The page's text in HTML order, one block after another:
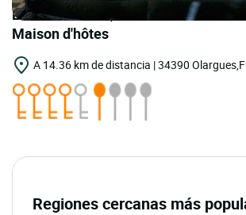
LOGIS HOTELS | Teritoria Ecole
Maison d'hôtes
A 14.36 km de distancia | 34390
Regiones cercanas más